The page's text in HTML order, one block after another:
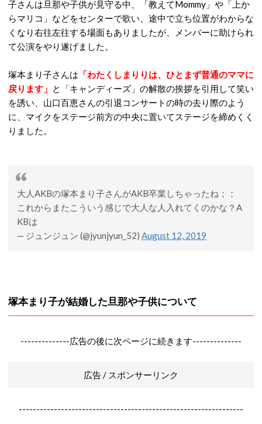
子さんは旦那や子供が見守る中、「教えてMommy」や「上か
らマリコ」などをセンターで歌い、途中で立ち位置がわからな
くなり右往左往する場面もありましたが、メンバーに助けられ
て公演をやり遂げました。
塚本まり子さんは 「わたくしまりりは、ひとまず普通のママに
戻ります」
と「キャンディーズ」の解散の挨拶を引用して笑い
を誘い、山口百恵さんの引退コンサートの時の去り際のよう
に、マイクをステージ前方の中央に置いてステージを締めくく
りました。
大人AKBの塚本まり子さんがAKB卒業しちゃったね；；
これからまたこういう感じで大人な人入れてくのかな？A
KBは
— ジュンジュン (@jyunjyun_52) August 12, 2019
塚本まり子が結婚した旦那や子供について
--------------広告の後に次ページに続きます--------------
広告 / スポンサーリンク
----------------------------------------------------------------